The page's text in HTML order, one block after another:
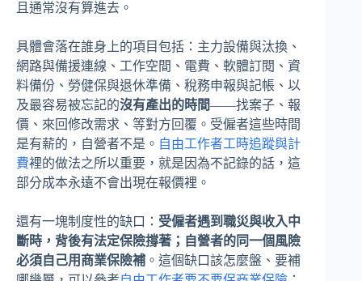
且通常沒有算進去。
具體會落在誰身上的項目包括：主力設備與汰換、
網路與備援連線、工作空間、電費、軟體訂閱、資
料備份、勞健保與退休準備、稅務申報與記帳、以
及最容易被忘記的沒有產出的時間——找案子、報
價、來回修改需求、等對方回覆。受僱者這些時間
是有薪的，自營者不是。 自由工作者工時追蹤與計
費裡的做法之所以重要，就是因為不記錄的話，這
部分成本永遠不會出現在報價裡。
還有一塊制度性的缺口： 受僱者遇到職災與收入中
斷時，背後有法定保險撐著；自營者的同一個風險
必須自己用商業保險補 。這個缺口該怎麼盤、要補